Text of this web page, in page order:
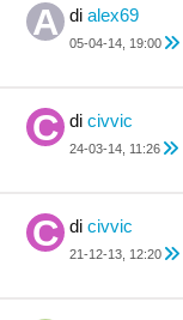
di alex69
05-04-14, 19:00
di civvic
24-03-14, 11:26
di civvic
21-12-13, 12:20